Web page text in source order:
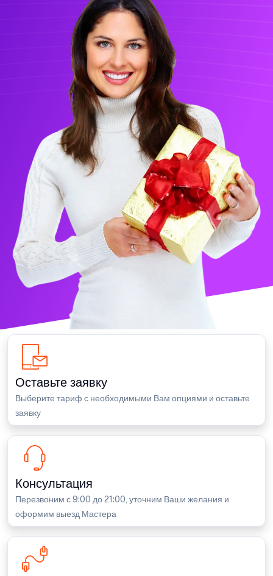
Оставьте заявку
Выберите тариф с необходимыми Вам опциями и оставьте
заявку
Консультация
Перезвоним с 9:00 до 21:00, уточним Ваши желания и
оформим выезд Мастера